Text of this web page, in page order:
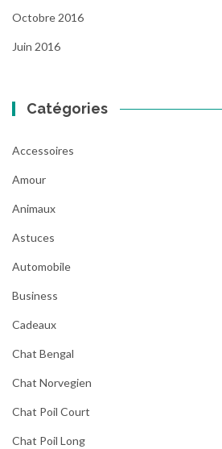
Octobre 2016
Juin 2016
Catégories
Accessoires
Amour
Animaux
Astuces
Automobile
Business
Cadeaux
Chat Bengal
Chat Norvegien
Chat Poil Court
Chat Poil Long